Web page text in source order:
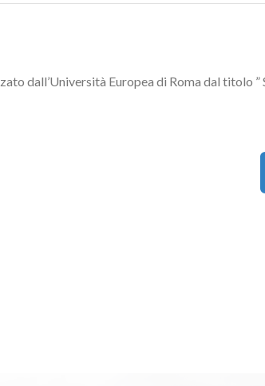
dall’Università Europea di Roma dal titolo ”